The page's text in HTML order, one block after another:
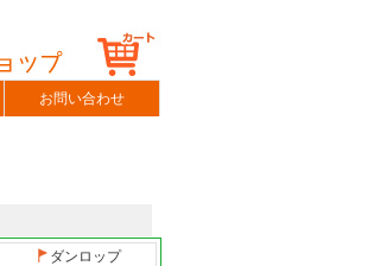
お問い合わせ
ダンロップ